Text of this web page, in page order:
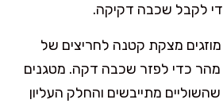
לקבל שכבה דקיקה.
מוזגים מצקת קטנה לחריצים של
מהר כדי לפזר שכבה דקה. מטגנים
עד שהשוליים מתייבשים והחלק העליון